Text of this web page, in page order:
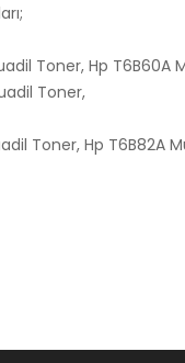
Toner, Hp T6B60A
Toner,
Toner, Hp T6B82A